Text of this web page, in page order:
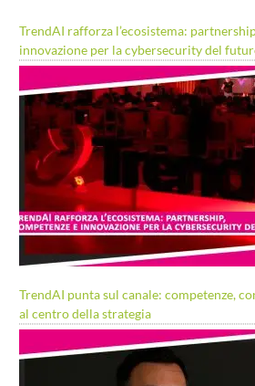
TrendAI rafforza l’ecosistema:
innovazione per la cybersecurity del
TrendAI punta sul canale: competenze,
al centro della strategia